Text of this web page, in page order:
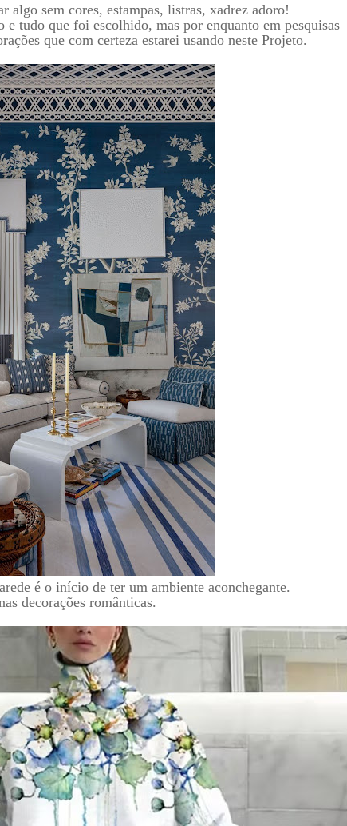
algo sem cores, estampas, listras, xadrez adoro!
tudo que foi escolhido, mas por enquanto em pesquisas
que com certeza estarei usando neste Projeto.
é o início de ter um ambiente aconchegante.
decorações românticas.